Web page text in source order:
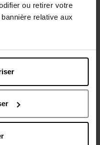
ou retirer votre
relative aux
la fiche